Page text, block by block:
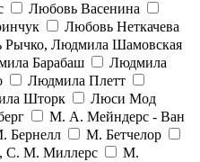
Любовь Васенина
Любовь Неткачева
Рычко, Людмила Шамовская
Барабаш
Людмила
Людмила Плетт
Шторк
Люси Мод
М. А. Мейндерс - Ван
Бернелл
М. Бетчелор
С. М. Миллерс
М.